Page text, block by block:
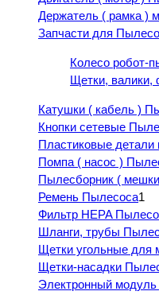
Держатель ( рамка )
Запчасти для
Колесо робот-
Щетки, валики,
Катушки ( кабель )
Кнопки сетевые
Пластиковые
Помпа ( насос )
Пылесборник (
Ремень Пылесоса1
Фильтр HEPA
Шланги, трубы
Щетки угольные для
Щетки-насадки
Электронный